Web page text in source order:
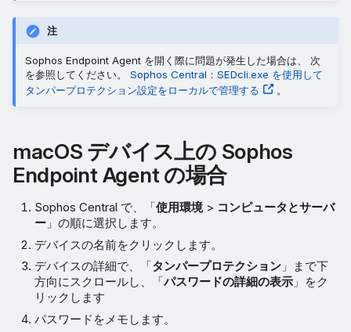
注
Sophos Endpoint Agent を開く際に問題が発生した場合は、 次
を参照してください。 Sophos Central：SEDcli.exe を使用して
タンパープロテクション設定をローカルで管理する
。
macOS デバイス上の Sophos
Endpoint Agent の場合
Sophos Central で、「使用環境> コンピュータとサーバ
ー 」の順に選択します。
デバイスの名前をクリックします。
デバイスの詳細で、「タンパープロテクション 」まで下
方向にスクロールし、「パスワードの詳細の表示 」をク
リックします
パスワードをメモします。